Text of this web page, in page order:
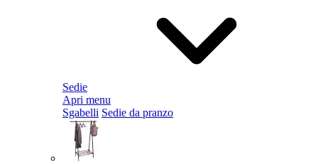
Sedie
Apri menu
Sgabelli Sedie da pranzo